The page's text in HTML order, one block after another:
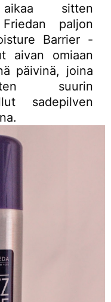
sitten
paljon
Barrier -
aivan omiaan
päivinä, joina
suurin
sadepilven